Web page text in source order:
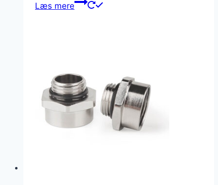
Læs mere